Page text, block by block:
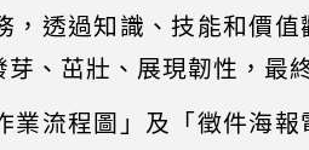
，透過知識、技能和價
、茁壯、展現韌性，最
業流程圖」及「徵件海